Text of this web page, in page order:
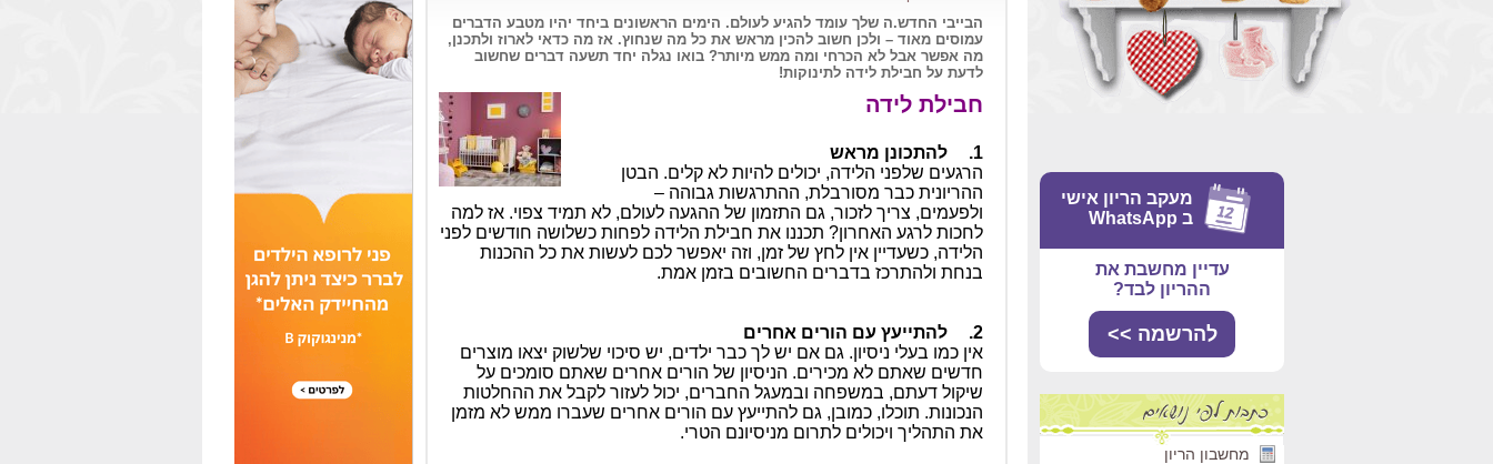
מעקב הריון אישי
ב WhatsApp
עדיין מחשבת את
ההריון לבד?
להרשמה >>
מחשבון הריון
הבייבי החדש.ה שלך עומד להגיע לעולם. הימים הראשונים ביחד יהיו מטבע הדברים
עמוסים מאוד – ולכן חשוב להכין מראש את כל מה שנחוץ. אז מה כדאי לארוז ולתכנן,
מה אפשר אבל לא הכרחי ומה ממש מיותר? בואו נגלה יחד תשעה דברים שחשוב
לדעת על חבילת לידה לתינוקות!
חבילת לידה
1.
להתכונן מראש
הרגעים שלפני הלידה, יכולים להיות לא קלים. הבטן
ההריונית כבר מסורבלת, ההתרגשות גבוהה –
ולפעמים, צריך לזכור, גם התזמון של ההגעה לעולם, לא תמיד צפוי. אז למה
לחכות לרגע האחרון? תכננו את חבילת הלידה לפחות כשלושה חודשים לפני
הלידה, כשעדיין אין לחץ של זמן, וזה יאפשר לכם לעשות את כל ההכנות
בנחת ולהתרכז בדברים החשובים בזמן אמת.
2.
להתייעץ עם הורים אחרים
אין כמו בעלי ניסיון. גם אם יש לך כבר ילדים, יש סיכוי שלשוק יצאו מוצרים
חדשים שאתם לא מכירים. הניסיון של הורים אחרים שאתם סומכים על
שיקול דעתם, במשפחה ובמעגל החברים, יכול לעזור לקבל את ההחלטות
הנכונות. תוכלו, כמובן, גם להתייעץ עם הורים אחרים שעברו ממש לא מזמן
את התהליך ויכולים לתרום מניסיונם הטרי.